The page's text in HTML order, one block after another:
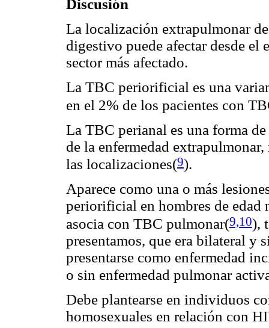
Discusión
La localización extrapulmonar
digestivo puede afectar desde
sector más afectado.
La TBC periorificial es una
en el 2% de los pacientes con
La TBC perianal es una forma
de la enfermedad
las localizaciones(9).
Aparece como una o más
periorificial en hombres de edad
asocia con TBC pulmonar(9,10),
presentamos, que era bilateral y
presentarse como enfermedad
o sin enfermedad pulmonar
Debe plantearse en individuos
homosexuales en relación con